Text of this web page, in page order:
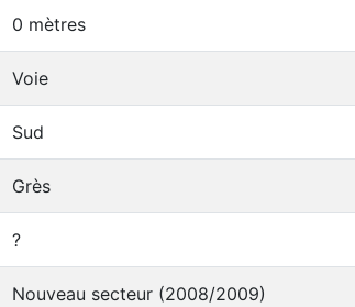
0 mètres
Voie
Sud
Grès
?
Nouveau secteur (2008/2009)